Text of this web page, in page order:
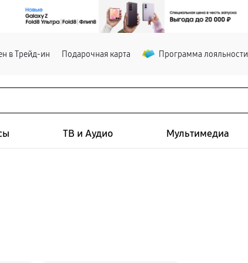
в Трейд-ин Подарочная карта
Программа лояльности
ТВ и Аудио Мультимедиа